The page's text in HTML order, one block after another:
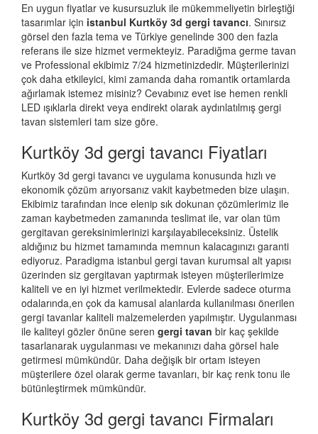
En uygun fiyatlar ve kusursuzluk ile mükemmeliyetin birleştiği
tasarımlar için istanbul Kurtköy 3d gergi tavancı. Sınırsız
görsel den fazla tema ve Türkiye genelinde 300 den fazla
referans ile size hizmet vermekteyiz. Paradiğma germe tavan
ve Professional ekibimiz 7/24 hizmetinizdedir. Müşterilerinizi
çok daha etkileyici, kimi zamanda daha romantik ortamlarda
ağırlamak istemez misiniz? Cevabınız evet ise hemen renkli
LED ışıklarla direkt veya endirekt olarak aydınlatılmış gergi
tavan sistemleri tam size göre.
Kurtköy 3d gergi tavancı Fiyatları
Kurtköy 3d gergi tavancı ve uygulama konusunda hızlı ve
ekonomik çözüm arıyorsanız vakit kaybetmeden bize ulaşın.
Ekibimiz tarafından ince elenip sık dokunan çözümlerimiz ile
zaman kaybetmeden zamanında teslimat ile, var olan tüm
gergitavan gereksinimlerinizi karşılayabileceksiniz. Üstelik
aldığınız bu hizmet tamamında memnun kalacagınızı garanti
ediyoruz. Paradigma istanbul gergi tavan kurumsal alt yapısı
üzerinden siz gergitavan yaptırmak isteyen müşterilerimize
kaliteli ve en iyi hizmet verilmektedir. Evlerde sadece oturma
odalarında,en çok da kamusal alanlarda kullanılması önerilen
gergi tavanlar kaliteli malzemelerden yapılmıştır. Uygulanması
ile kaliteyi gözler önüne seren gergi tavan bir kaç şekilde
tasarlanarak uygulanması ve mekanınızı daha görsel hale
getirmesi mümkündür. Daha değişik bir ortam isteyen
müşterilere özel olarak germe tavanları, bir kaç renk tonu ile
bütünleştirmek mümkündür.
Kurtköy 3d gergi tavancı Firmaları